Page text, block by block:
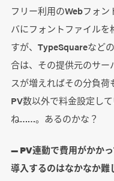
フリー利用のWebフォ
バにフォントファイル
すが、TypeSquareなど
合は、その提供元のサー
スが増えればその分負荷
PV数以外で料金設定し
ね……。あるのかな？
― PV連動で費用がかか
導入するのはなかなか難